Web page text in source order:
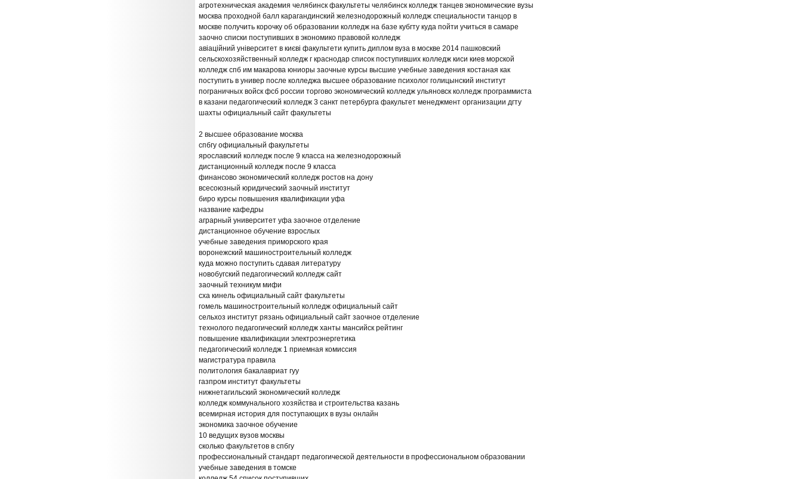
агротехническая академия челябинск факультеты челябинск колледж танцев экономические вузы
москва проходной балл карагандинский железнодорожный колледж специальности танцор в
москве получить корочку об образовании колледж на базе кубгту куда пойти учиться в самаре
заочно списки поступивших в экономико правовой колледж
авіаційний університет в києві факультети купить диплом вуза в москве 2014 пашковский
сельскохозяйственный колледж г краснодар список поступивших колледж киси киев морской
колледж спб им макарова юниоры заочные курсы высшие учебные заведения костаная как
поступить в универ после колледжа высшее образование психолог голицынский институт
пограничных войск фсб россии торгово экономический колледж ульяновск колледж программиста
в казани педагогический колледж 3 санкт петербурга факультет менеджмент организации дгту
шахты официальный сайт факультеты
2 высшее образование москва
спбгу официальный факультеты
ярославский колледж после 9 класса на железнодорожный
дистанционный колледж после 9 класса
финансово экономический колледж ростов на дону
всесоюзный юридический заочный институт
биро курсы повышения квалификации уфа
название кафедры
аграрный университет уфа заочное отделение
дистанционное обучение взрослых
учебные заведения приморского края
воронежский машиностроительный колледж
куда можно поступить сдавая литературу
новобугский педагогический колледж сайт
заочный техникум мифи
сха кинель официальный сайт факультеты
гомель машиностроительный колледж официальный сайт
сельхоз институт рязань официальный сайт заочное отделение
технолого педагогический колледж ханты мансийск рейтинг
повышение квалификации электроэнергетика
педагогический колледж 1 приемная комиссия
магистратура правила
политология бакалавриат гуу
газпром институт факультеты
нижнетагильский экономический колледж
колледж коммунального хозяйства и строительства казань
всемирная история для поступающих в вузы онлайн
экономика заочное обучение
10 ведущих вузов москвы
сколько факультетов в спбгу
профессиональный стандарт педагогической деятельности в профессиональном образовании
учебные заведения в томске